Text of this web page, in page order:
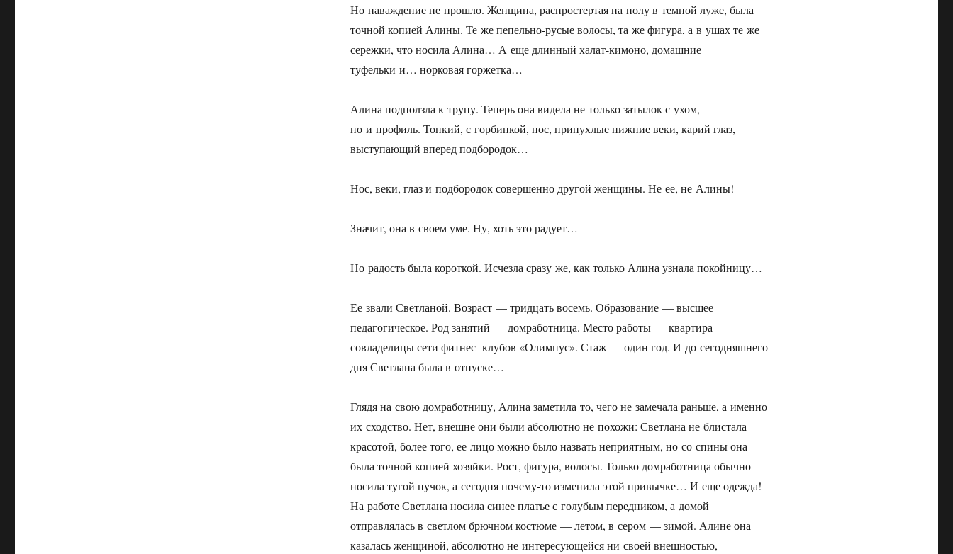
Но наваждение не прошло. Женщина, распростертая на полу в темной луже, была
точной копией Алины. Те же пепельно-русые волосы, та же фигура, а в ушах те же
сережки, что носила Алина… А еще длинный халат-кимоно, домашние
туфельки и… норковая горжетка…
Алина подползла к трупу. Теперь она видела не только затылок с ухом,
но и профиль. Тонкий, с горбинкой, нос, припухлые нижние веки, карий глаз,
выступающий вперед подбородок…
Нос, веки, глаз и подбородок совершенно другой женщины. Не ее, не Алины!
Значит, она в своем уме. Ну, хоть это радует…
Но радость была короткой. Исчезла сразу же, как только Алина узнала покойницу…
Ее звали Светланой. Возраст — тридцать восемь. Образование — высшее
педагогическое. Род занятий — домработница. Место работы — квартира
совладелицы сети фитнес- клубов «Олимпус». Стаж — один год. И до сегодняшнего
дня Светлана была в отпуске…
Глядя на свою домработницу, Алина заметила то, чего не замечала раньше, а именно
их сходство. Нет, внешне они были абсолютно не похожи: Светлана не блистала
красотой, более того, ее лицо можно было назвать неприятным, но со спины она
была точной копией хозяйки. Рост, фигура, волосы. Только домработница обычно
носила тугой пучок, а сегодня почему-то изменила этой привычке… И еще одежда!
На работе Светлана носила синее платье с голубым передником, а домой
отправлялась в светлом брючном костюме — летом, в сером — зимой. Алине она
казалась женщиной, абсолютно не интересующейся ни своей внешностью,